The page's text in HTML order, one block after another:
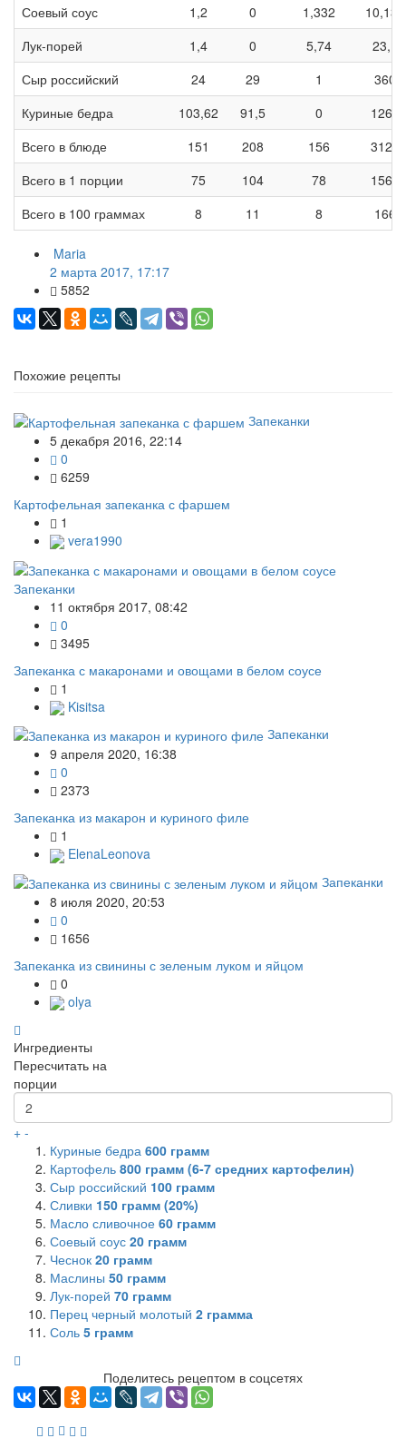
Соевый соус
1,2 0 1,332
10,132
Лук-порей
1,4 0 5,74
23,1
Сыр российский
24 29 1
360
Куриные бедра
103,62 91,5 0
1266
Всего в блюде
151 208 156
3124
Всего в 1 порции
75 104 78
1562
Всего в 100 граммах
8 11 8 166
Maria
2 марта 2017, 17:17
5852
Похожие рецепты
Запеканки
5 декабря 2016, 22:14
0
6259
Картофельная запеканка с фаршем
1
vera1990
Запеканки
11 октября 2017, 08:42
0
3495
Запеканка с макаронами и овощами в белом соусе
1
Kisitsa
Запеканки
9 апреля 2020, 16:38
0
2373
Запеканка из макарон и куриного филе
1
ElenaLeonova
Запеканки
8 июля 2020, 20:53
0
1656
Запеканка из свинины с зеленым луком и яйцом
0
olya
Ингредиенты
Пересчитать на
порции
+ -
Куриные бедра 600 грамм
Картофель 800 грамм (6-7 средних картофелин)
Сыр российский 100 грамм
Сливки 150 грамм (20%)
Масло сливочное 60 грамм
Соевый соус 20 грамм
Чеснок 20 грамм
Маслины 50 грамм
Лук-порей 70 грамм
Перец черный молотый 2 грамма
Соль 5 грамм
Поделитесь рецептом в соцсетях